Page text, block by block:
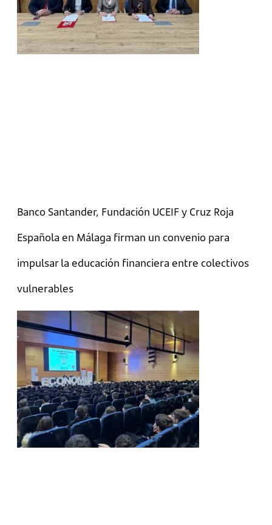
Banco Santander, Fundación UCEIF y Cruz Roja
Española en Málaga firman un convenio para
impulsar la educación financiera entre colectivos
vulnerables